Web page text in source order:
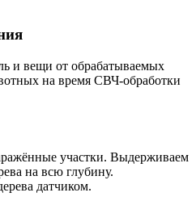
и вещи от обрабатываемых
на время СВЧ-обработки
участки. Выдерживаем
на всю глубину.
датчиком.